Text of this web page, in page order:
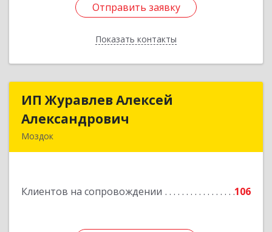
Отправить заявку
Показать контакты
Отправить заявку
Назад
ИП Журавлев Алексей
Александрович
Моздок
Клиентов на сопровождении 106
ИП Журавлев Алексей
Подробнее